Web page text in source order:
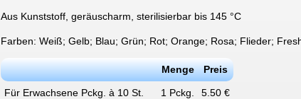
Aus Kunststoff, geräuscharm, sterilisierbar bis 145 °C
Farben: Weiß; Gelb; Blau; Grün; Rot; Orange; Rosa; Flieder;
Menge Preis
Für Erwachsene Pckg. à 10 St. 1 Pckg. 5.50 €